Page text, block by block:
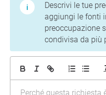
Descrivi le tue
aggiungi le fonti
preoccupazione
condivisa da più